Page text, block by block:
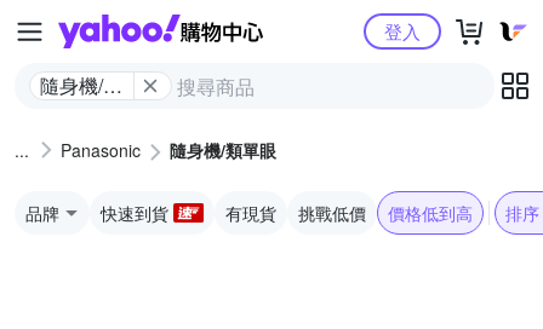
Yahoo購物中心
隨身機/類
登入
Panasonic 隨身機/類單眼
品牌 快速到貨 有現貨 挑戰低價 價格低到高 排序